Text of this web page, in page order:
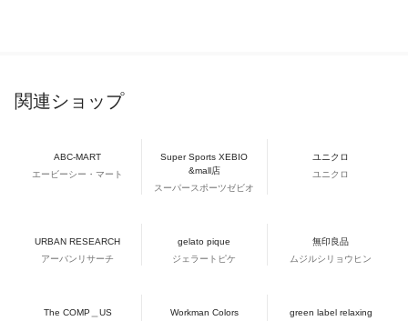
関連ショップ
ABC-MART
エービーシー・マート
Super Sports XEBIO
&mall店
スーパースポーツゼビオ
ユニクロ
ユニクロ
URBAN RESEARCH
アーバンリサーチ
gelato pique
ジェラートピケ
無印良品
ムジルシリョウヒン
The COMP＿US
Workman Colors
green label relaxing